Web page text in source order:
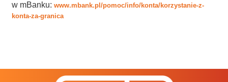
w mBanku:www.mbank.pl/pomoc/info/konta/korzystanie-z-
konta-za-granica